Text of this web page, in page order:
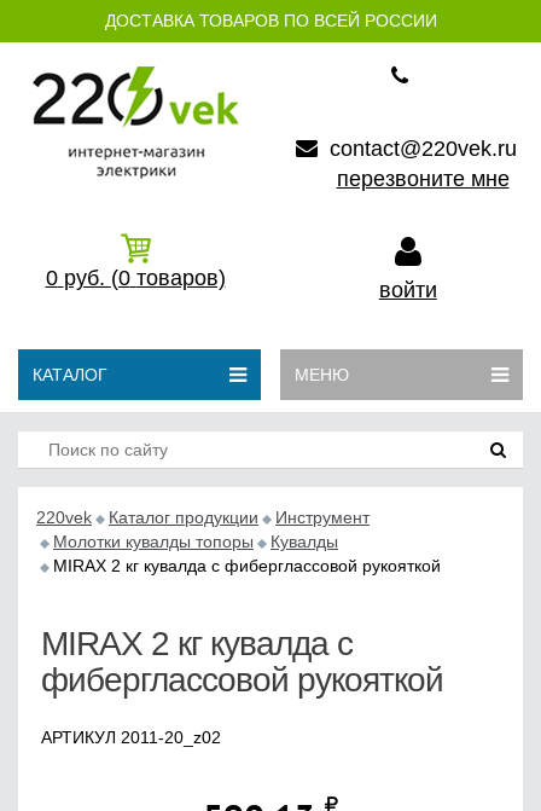
ДОСТАВКА ТОВАРОВ ПО ВСЕЙ РОССИИ
contact@220vek.ru
перезвоните мне
0 руб. (0 товаров) войти
КАТАЛОГ МЕНЮ
220vek Каталог продукции
Инструмент
Молотки кувалды топоры
Кувалды
MIRAX 2 кг кувалда с фиберглассовой рукояткой
MIRAX 2 кг кувалда с
фиберглассовой рукояткой
АРТИКУЛ 2011-20_z02